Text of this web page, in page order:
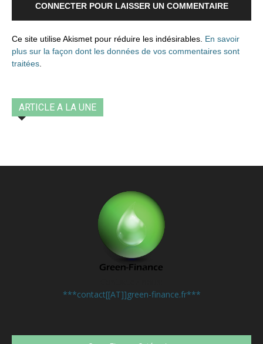
CONNECTER POUR LAISSER UN COMMENTAIRE
Ce site utilise Akismet pour réduire les indésirables. En savoir
plus sur la façon dont les données de vos commentaires sont
traitées
ARTICLE A LA UNE
***contact[[AT]]green-finance.fr***